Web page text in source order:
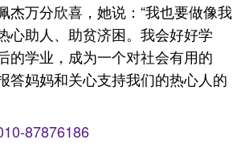
杰万分欣喜，她说：“我也要做像我
心助人、助贫济困。我会好好学
的学业，成为一个对社会有用的
答妈妈和关心支持我们的热心人的
87876186